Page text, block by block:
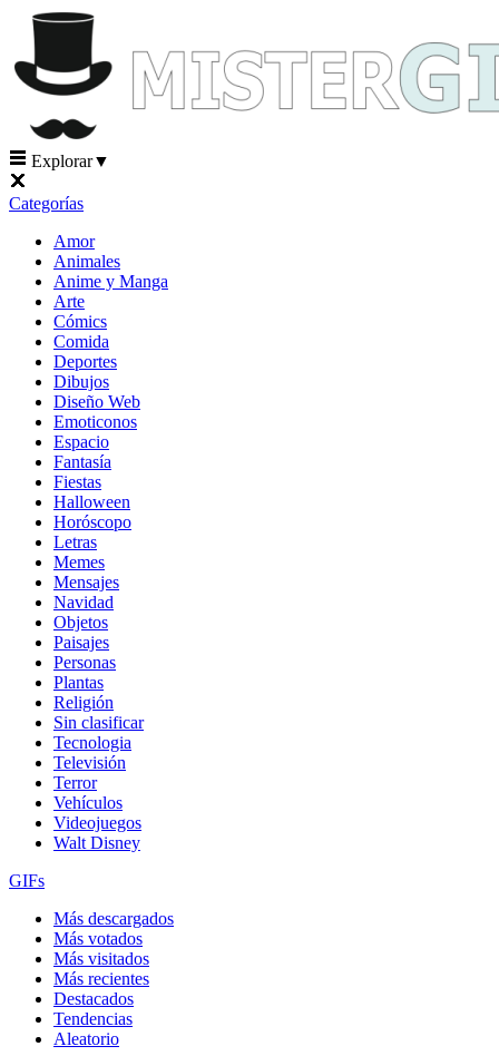
Explorar▼
Categorías
Amor
Animales
Anime y Manga
Arte
Cómics
Comida
Deportes
Dibujos
Diseño Web
Emoticonos
Espacio
Fantasía
Fiestas
Halloween
Horóscopo
Letras
Memes
Mensajes
Navidad
Objetos
Paisajes
Personas
Plantas
Religión
Sin clasificar
Tecnologia
Televisión
Terror
Vehículos
Videojuegos
Walt Disney
GIFs
Más descargados
Más votados
Más visitados
Más recientes
Destacados
Tendencias
Aleatorio